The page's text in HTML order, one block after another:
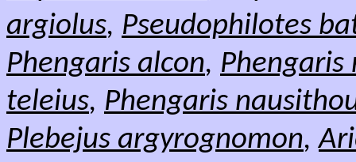
argiolus, Pseudophilotes
Phengaris alcon, Phengaris
teleius, Phengaris
Plebejus argyrognomon,